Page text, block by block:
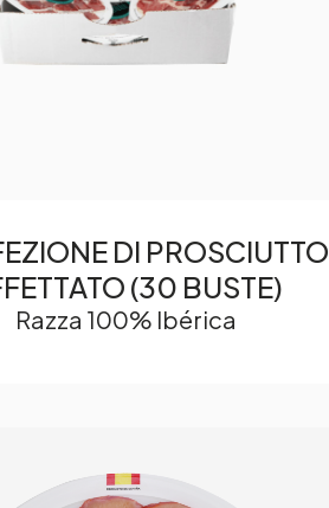
DI PROSCIUTTO
(30 BUSTE)
Razza 100% Ibérica